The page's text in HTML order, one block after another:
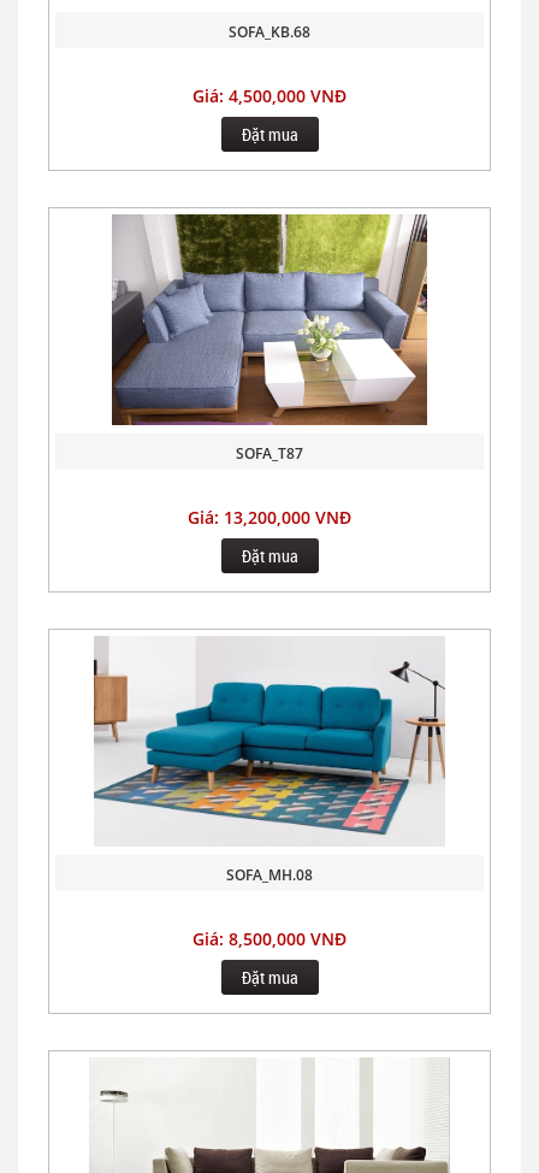
SOFA_KB.68
Giá: 4,500,000 VNĐ
Đặt mua
SOFA_T87
Giá: 13,200,000 VNĐ
Đặt mua
SOFA_MH.08
Giá: 8,500,000 VNĐ
Đặt mua